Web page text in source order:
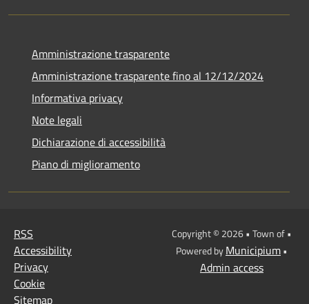
Amministrazione trasparente
Amministrazione trasparente fino al 12/12/2024
Informativa privacy
Note legali
Dichiarazione di accessibilità
Piano di miglioramento
RSS
Accessibility
Privacy
Cookie
Sitemap
Copyright © 2026 • Town of •
Powered byMunicipium•
Admin access